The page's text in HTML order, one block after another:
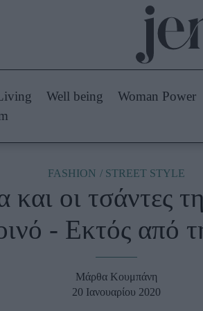
Styling Tips
Fashion News
Πρόσωπα
Well being Woman Power
FASHION STREET STYLE
οι τσάντες
- Εκτός από
Μάρθα Κουμπάνη
20 Ιανουαρίου 2020